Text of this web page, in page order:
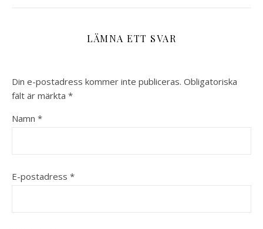
LÄMNA ETT SVAR
Din e-postadress kommer inte publiceras. Obligatoriska
fält är märkta *
Namn *
E-postadress *